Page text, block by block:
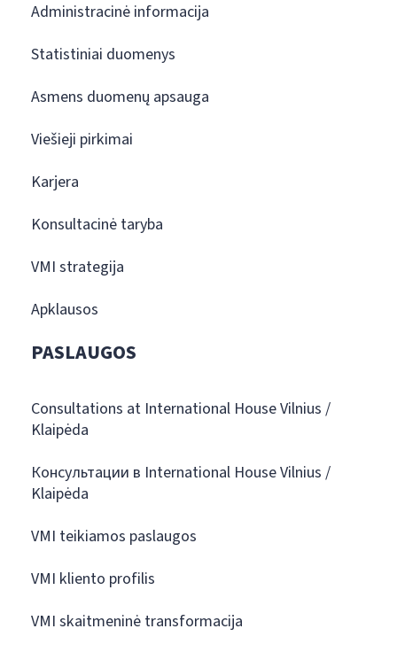
Administracinė informacija
Statistiniai duomenys
Asmens duomenų apsauga
Viešieji pirkimai
Karjera
Konsultacinė taryba
VMI strategija
Apklausos
PASLAUGOS
Consultations at International House Vilnius /
Klaipėda
Консультации в International House Vilnius /
Klaipėda
VMI teikiamos paslaugos
VMI kliento profilis
VMI skaitmeninė transformacija